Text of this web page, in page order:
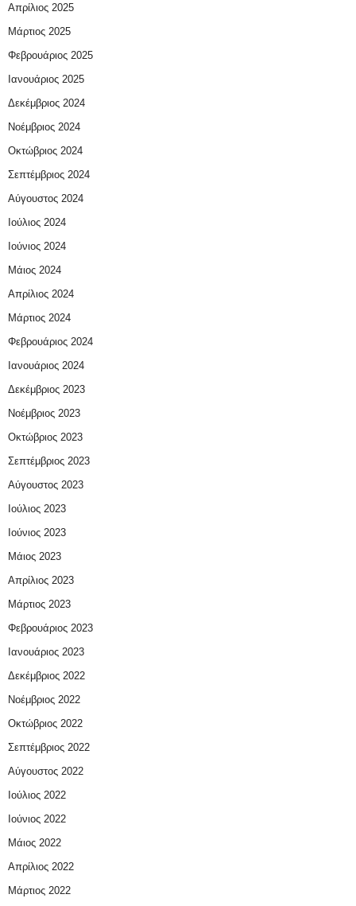
Απρίλιος 2025
Μάρτιος 2025
Φεβρουάριος 2025
Ιανουάριος 2025
Δεκέμβριος 2024
Νοέμβριος 2024
Οκτώβριος 2024
Σεπτέμβριος 2024
Αύγουστος 2024
Ιούλιος 2024
Ιούνιος 2024
Μάιος 2024
Απρίλιος 2024
Μάρτιος 2024
Φεβρουάριος 2024
Ιανουάριος 2024
Δεκέμβριος 2023
Νοέμβριος 2023
Οκτώβριος 2023
Σεπτέμβριος 2023
Αύγουστος 2023
Ιούλιος 2023
Ιούνιος 2023
Μάιος 2023
Απρίλιος 2023
Μάρτιος 2023
Φεβρουάριος 2023
Ιανουάριος 2023
Δεκέμβριος 2022
Νοέμβριος 2022
Οκτώβριος 2022
Σεπτέμβριος 2022
Αύγουστος 2022
Ιούλιος 2022
Ιούνιος 2022
Μάιος 2022
Απρίλιος 2022
Μάρτιος 2022